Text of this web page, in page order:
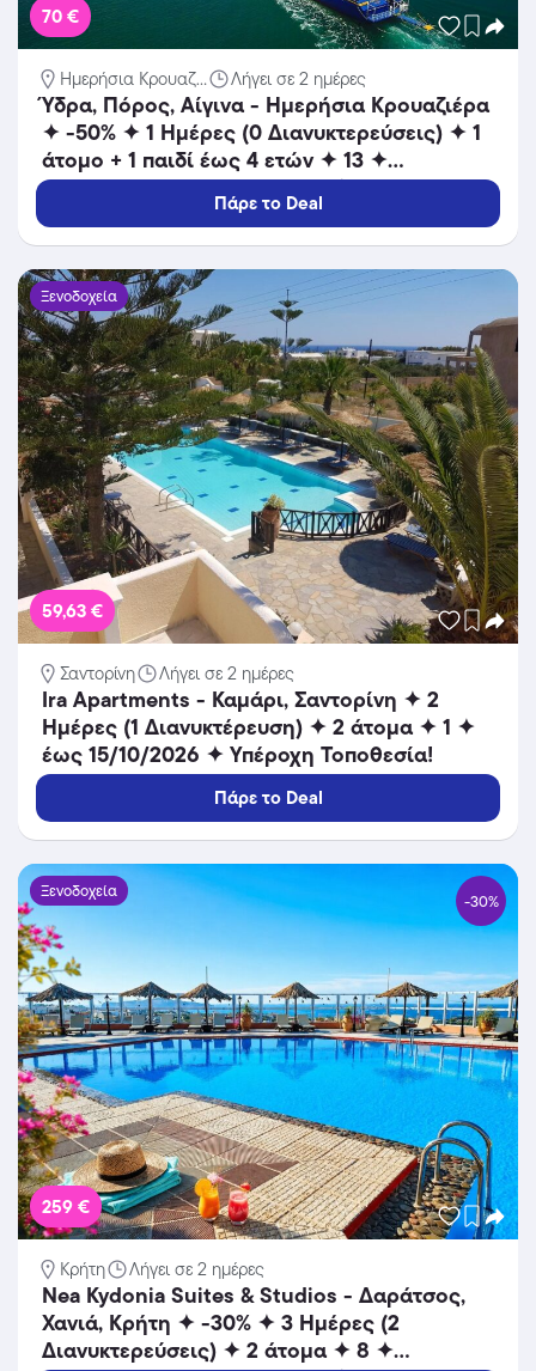
70 €
Ημερήσια Κρουαζ... Λήγει σε 2 ημέρες
Ύδρα, Πόρος, Αίγινα - Ημερήσια Κρουαζιέρα
✦ -50% ✦ 1 Ημέρες (0 Διανυκτερεύσεις) ✦ 1
άτομο + 1 παιδί έως 4 ετών ✦ 13 ✦
Καθημερινά έως 31/03/2027 ✦ Μοναδική
απόδραση σε 3 νησιά με γεύμα & ζωντανή
μουσική!
Πάρε το Deal
Ξενοδοχεία
59,63 €
Σαντορίνη Λήγει σε 2 ημέρες
Ira Apartments - Καμάρι, Σαντορίνη ✦ 2
Ημέρες (1 Διανυκτέρευση) ✦ 2 άτομα ✦ 1 ✦
έως 15/10/2026 ✦ Υπέροχη Τοποθεσία!
Πάρε το Deal
Ξενοδοχεία -30%
259 €
Κρήτη Λήγει σε 2 ημέρες
Nea Kydonia Suites & Studios - Δαράτσος,
Χανιά, Κρήτη ✦ -30% ✦ 3 Ημέρες (2
Διανυκτερεύσεις) ✦ 2 άτομα ✦ 8 ✦